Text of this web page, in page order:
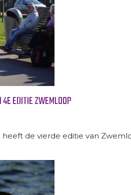
EDITIE ZWEMLOOP
heeft de vierde editie van